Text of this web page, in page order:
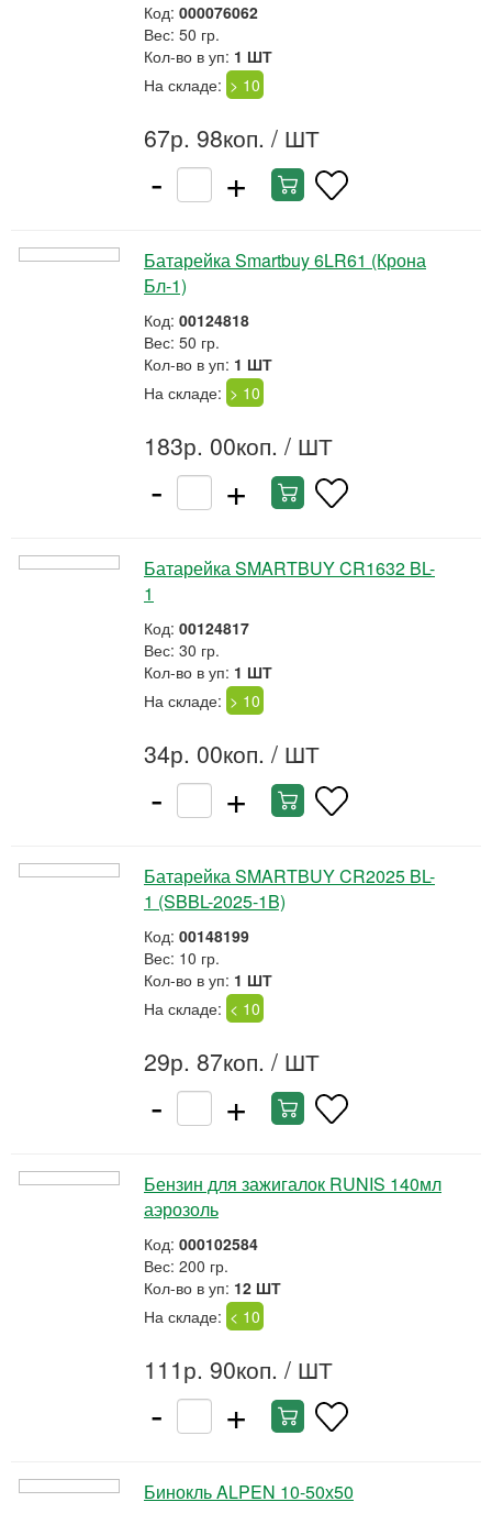
Код: 000076062
Вес: 50 гр.
Кол-во в уп: 1 ШТ
На складе: > 10
67р. 98коп. / ШТ
- +
Батарейка Smartbuy 6LR61 (Крона
Бл-1)
Код: 00124818
Вес: 50 гр.
Кол-во в уп: 1 ШТ
На складе: > 10
183р. 00коп. / ШТ
- +
Батарейка SMARTBUY CR1632 BL-
1
Код: 00124817
Вес: 30 гр.
Кол-во в уп: 1 ШТ
На складе: > 10
34р. 00коп. / ШТ
- +
Батарейка SMARTBUY CR2025 BL-
1 (SBBL-2025-1B)
Код: 00148199
Вес: 10 гр.
Кол-во в уп: 1 ШТ
На складе: < 10
29р. 87коп. / ШТ
- +
Бензин для зажигалок RUNIS 140мл
аэрозоль
Код: 000102584
Вес: 200 гр.
Кол-во в уп: 12 ШТ
На складе: < 10
111р. 90коп. / ШТ
- +
Бинокль ALPEN 10-50х50